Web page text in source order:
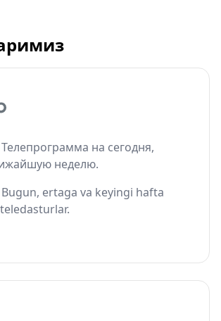
на сегодня,
неделю.
ertaga va keyingi hafta